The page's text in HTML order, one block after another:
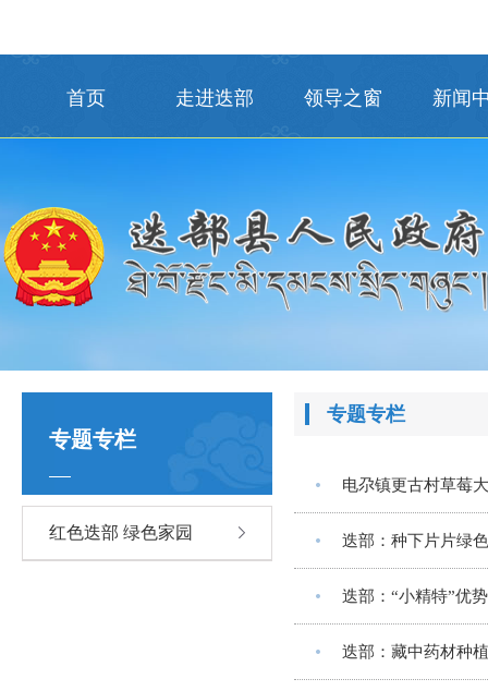
首页 走进迭部 领导之窗 新闻
专题专栏
红色迭部 绿色家园
专题专栏
电尕镇更古村草莓
迭部：种下片片绿
迭部：“小精特”优
迭部：藏中药材种